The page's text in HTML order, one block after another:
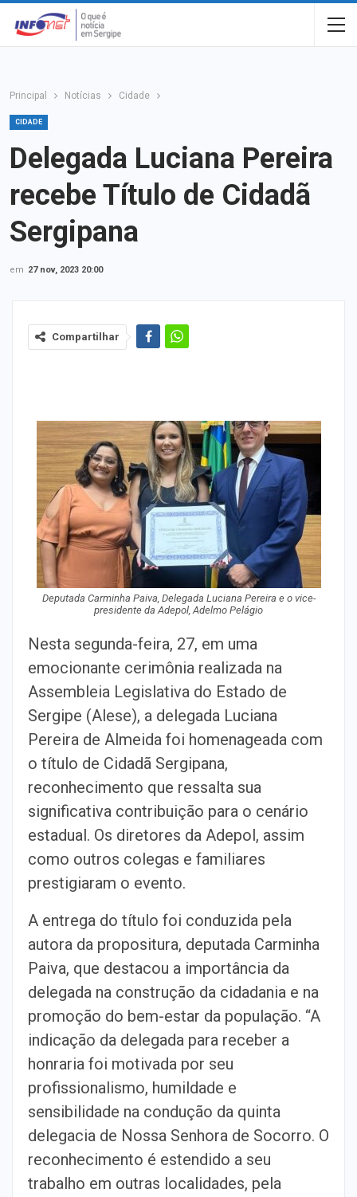
Principal Notícias Cidade
CIDADE
Delegada Luciana Pereira
recebe Título de Cidadã
Sergipana
em 27 nov, 2023 20:00
Compartilhar
Deputada Carminha Paiva, Delegada Luciana Pereira e o vice-
presidente da Adepol, Adelmo Pelágio
Nesta segunda-feira, 27, em uma
emocionante cerimônia realizada na
Assembleia Legislativa do Estado de
Sergipe (Alese), a delegada Luciana
Pereira de Almeida foi homenageada com
o título de Cidadã Sergipana,
reconhecimento que ressalta sua
significativa contribuição para o cenário
estadual. Os diretores da Adepol, assim
como outros colegas e familiares
prestigiaram o evento.
A entrega do título foi conduzida pela
autora da propositura, deputada Carminha
Paiva, que destacou a importância da
delegada na construção da cidadania e na
promoção do bem-estar da população. “A
indicação da delegada para receber a
honraria foi motivada por seu
profissionalismo, humildade e
sensibilidade na condução da quinta
delegacia de Nossa Senhora de Socorro. O
reconhecimento é estendido a seu
trabalho em outras localidades, pela